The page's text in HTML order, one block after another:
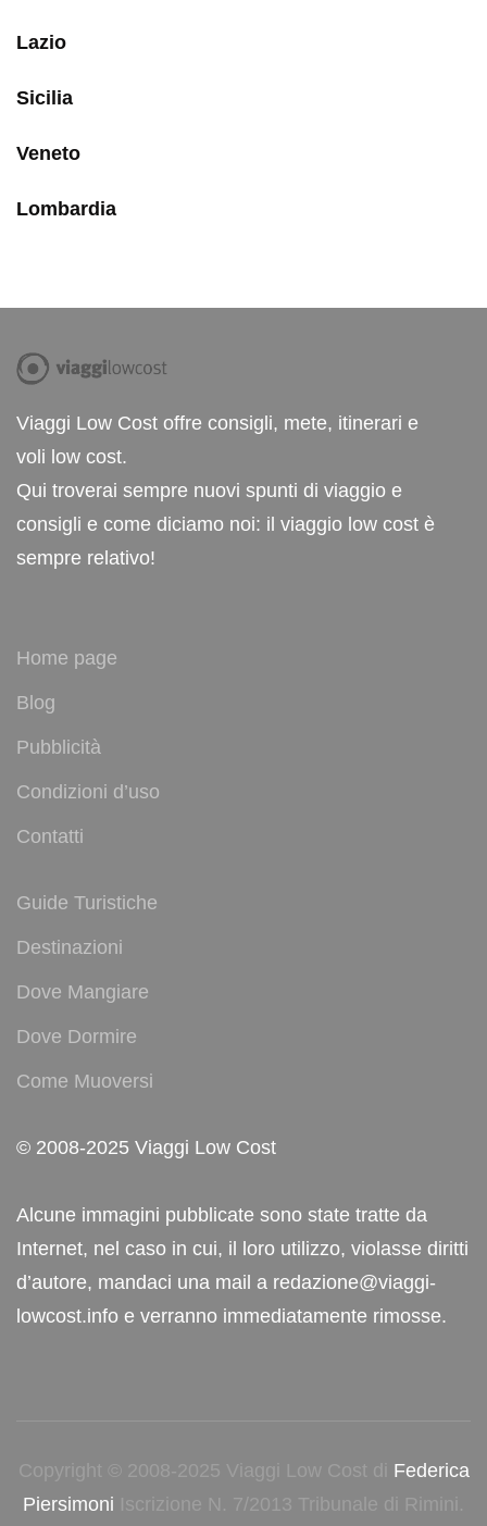
Lazio
Sicilia
Veneto
Lombardia
Viaggi Low Cost offre consigli, mete, itinerari e
voli low cost.
Qui troverai sempre nuovi spunti di viaggio e
consigli e come diciamo noi: il viaggio low cost è
sempre relativo!
Home page
Blog
Pubblicità
Condizioni d’uso
Contatti
Guide Turistiche
Destinazioni
Dove Mangiare
Dove Dormire
Come Muoversi
© 2008-2025 Viaggi Low Cost
Alcune immagini pubblicate sono state tratte da
Internet, nel caso in cui, il loro utilizzo, violasse diritti
d’autore, mandaci una mail a redazione@viaggi-
lowcost.info e verranno immediatamente rimosse.
Copyright © 2008-2025 Viaggi Low Cost di Federica
Piersimoni Iscrizione N. 7/2013 Tribunale di Rimini.